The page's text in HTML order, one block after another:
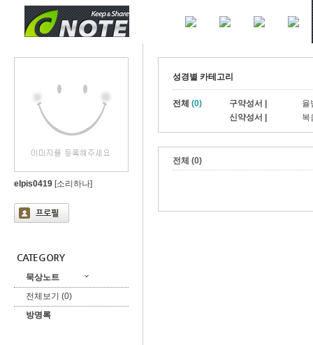
elpis0419 [소리하나]
묵상노트
전체보기 (0)
방명록
성경별 카테고리
전체 (0) 구약성서 |
율
신약성서 |
복
전체 (0)